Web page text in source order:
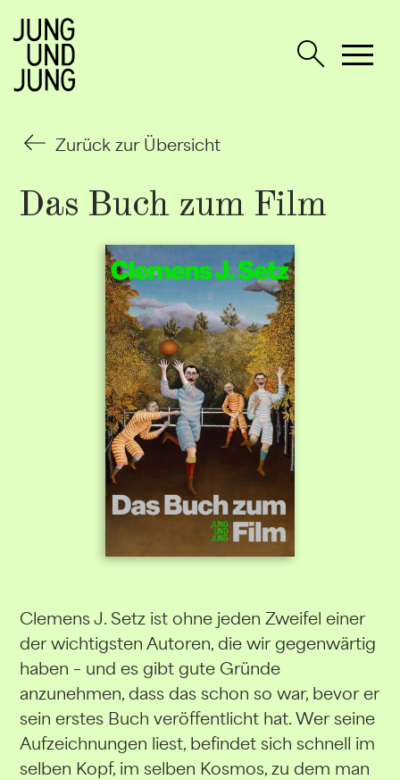
Zurück zur Übersicht
Das Buch zum Film
Clemens J. Setz ist ohne jeden Zweifel einer
der wichtigsten Autoren, die wir gegenwärtig
haben – und es gibt gute Gründe
anzunehmen, dass das schon so war, bevor er
sein erstes Buch veröffentlicht hat. Wer seine
Aufzeichnungen liest, befindet sich schnell im
selben Kopf, im selben Kosmos, zu dem man